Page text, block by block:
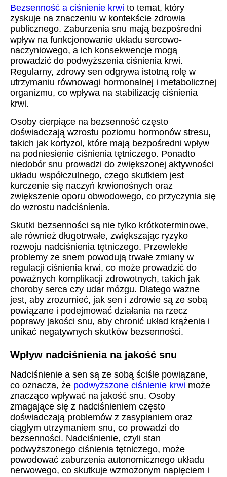
Bezsenność a ciśnienie krwi to temat, który
zyskuje na znaczeniu w kontekście zdrowia
publicznego. Zaburzenia snu mają bezpośredni
wpływ na funkcjonowanie układu sercowo-
naczyniowego, a ich konsekwencje mogą
prowadzić do podwyższenia ciśnienia krwi.
Regularny, zdrowy sen odgrywa istotną rolę w
utrzymaniu równowagi hormonalnej i metabolicznej
organizmu, co wpływa na stabilizację ciśnienia
krwi.
Osoby cierpiące na bezsenność często
doświadczają wzrostu poziomu hormonów stresu,
takich jak kortyzol, które mają bezpośredni wpływ
na podniesienie ciśnienia tętniczego. Ponadto
niedobór snu prowadzi do zwiększonej aktywności
układu współczulnego, czego skutkiem jest
kurczenie się naczyń krwionośnych oraz
zwiększenie oporu obwodowego, co przyczynia się
do wzrostu nadciśnienia.
Skutki bezsenności są nie tylko krótkoterminowe,
ale również długotrwałe, zwiększając ryzyko
rozwoju nadciśnienia tętniczego. Przewlekłe
problemy ze snem powodują trwałe zmiany w
regulacji ciśnienia krwi, co może prowadzić do
poważnych komplikacji zdrowotnych, takich jak
choroby serca czy udar mózgu. Dlatego ważne
jest, aby zrozumieć, jak sen i zdrowie są ze sobą
powiązane i podejmować działania na rzecz
poprawy jakości snu, aby chronić układ krążenia i
unikać negatywnych skutków bezsenności.
Wpływ nadciśnienia na jakość snu
Nadciśnienie a sen są ze sobą ściśle powiązane,
co oznacza, że podwyższone ciśnienie krwi może
znacząco wpływać na jakość snu. Osoby
zmagające się z nadciśnieniem często
doświadczają problemów z zasypianiem oraz
ciągłym utrzymaniem snu, co prowadzi do
bezsenności. Nadciśnienie, czyli stan
podwyższonego ciśnienia tętniczego, może
powodować zaburzenia autonomicznego układu
nerwowego, co skutkuje wzmożonym napięciem i